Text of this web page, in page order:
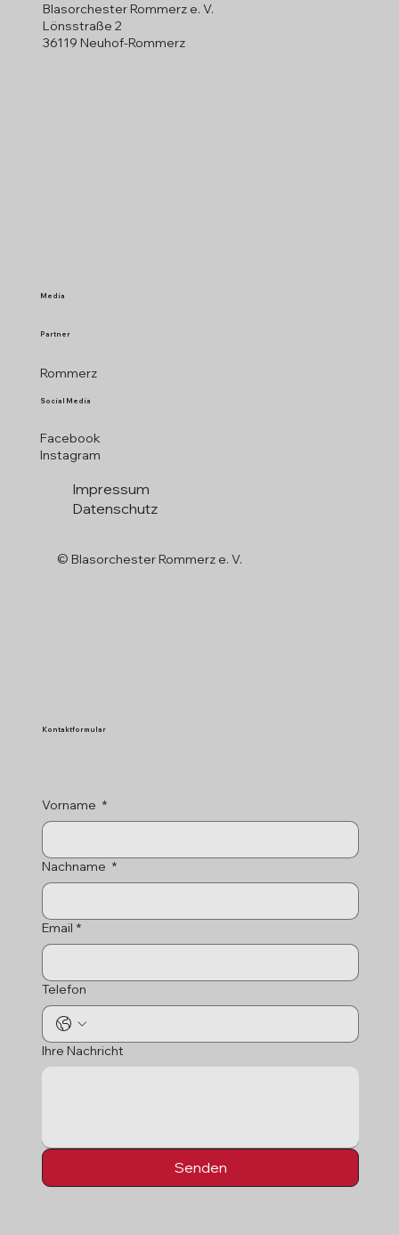
Vorname *
Nachname *
Email *
Telefon
Ihre Nachricht
Senden
Kontaktformular
Media
Partner
Rommerz
Social Media
Facebook
Instagram
Impressum
Datenschutz
© Blasorchester Rommerz e. V.
Blasorchester Rommerz e. V.
Lönsstraße 2
36119 Neuhof-Rommerz